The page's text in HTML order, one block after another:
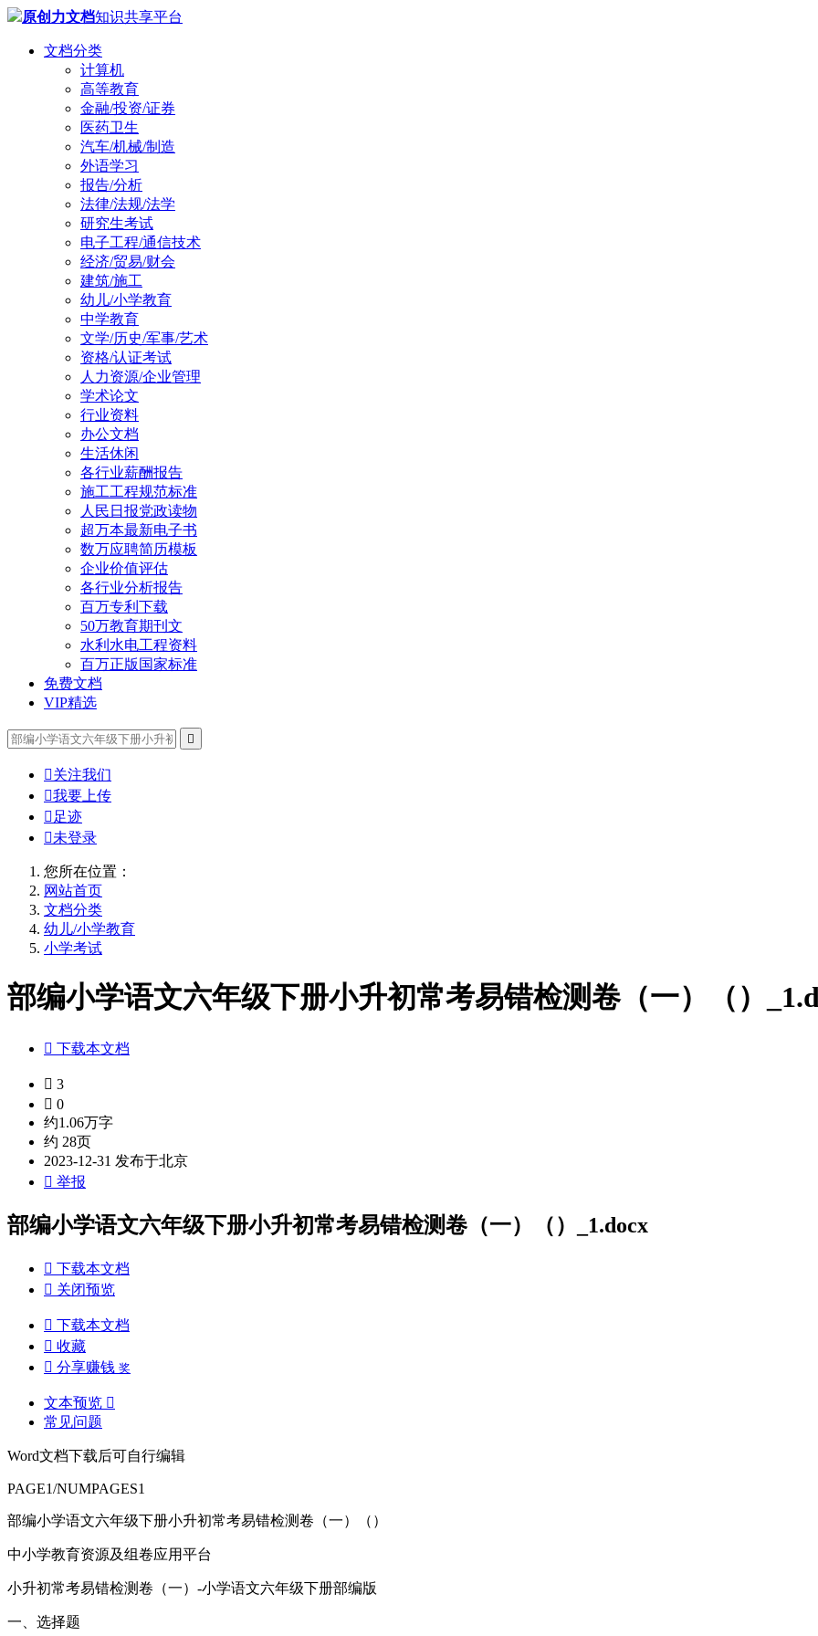
原创力文档知识共享平台
文档分类
计算机
高等教育
金融/投资/证券
医药卫生
汽车/机械/制造
外语学习
报告/分析
法律/法规/法学
研究生考试
电子工程/通信技术
经济/贸易/财会
建筑/施工
幼儿/小学教育
中学教育
文学/历史/军事/艺术
资格/认证考试
人力资源/企业管理
学术论文
行业资料
办公文档
生活休闲
各行业薪酬报告
施工工程规范标准
人民日报党政读物
超万本最新电子书
数万应聘简历模板
企业价值评估
各行业分析报告
百万专利下载
50万教育期刊文
水利水电工程资料
百万正版国家标准
免费文档
VIP精选

关注我们
我要上传
 足迹
未登录
您所在位置：
网站首页
文档分类
幼儿/小学教育
小学考试
部编小学语文六年级下册小升初常考易错检测卷（一）（）
 下载本文档
 3
 0
约1.06万字
约 28页
2023-12-31 发布于北京
 举报
部编小学语文六年级下册小升初常考易错检测卷（一）（）_1.docx
 下载本文档
 关闭预览
 下载本文档
 收藏
 分享赚钱 奖
文本预览 
常见问题
Word文档下载后可自行编辑
PAGE1/NUMPAGES1
部编小学语文六年级下册小升初常考易错检测卷（一）（）
中小学教育资源及组卷应用平台
小升初常考易错检测卷（一）-小学语文六年级下册部编版
一、选择题